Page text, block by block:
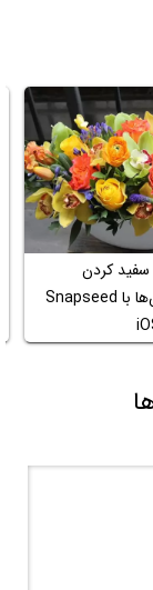
کردن
بک‌گراند عکس‌ها با Snapseed